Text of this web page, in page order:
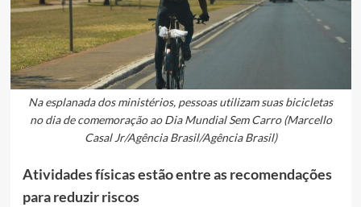
Na esplanada dos ministérios, pessoas utilizam suas bicicletas
no dia de comemoração ao Dia Mundial Sem Carro (Marcello
Casal Jr/Agência Brasil/Agência Brasil)
Atividades físicas estão entre as recomendações
para reduzir riscos